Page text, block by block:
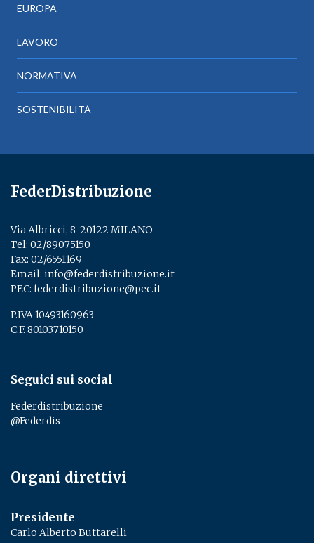
EUROPA
LAVORO
NORMATIVA
SOSTENIBILITÀ
FederDistribuzione
Via Albricci, 8 ­ 20122 MILANO
Tel: 02/89075150
Fax: 02/6551169
Email: info@federdistribuzione.it
PEC: federdistribuzione@pec.it
P.IVA 10493160963
C.F. 80103710150
Seguici sui social
Federdistribuzione
@Federdis
Organi direttivi
Presidente
Carlo Alberto Buttarelli